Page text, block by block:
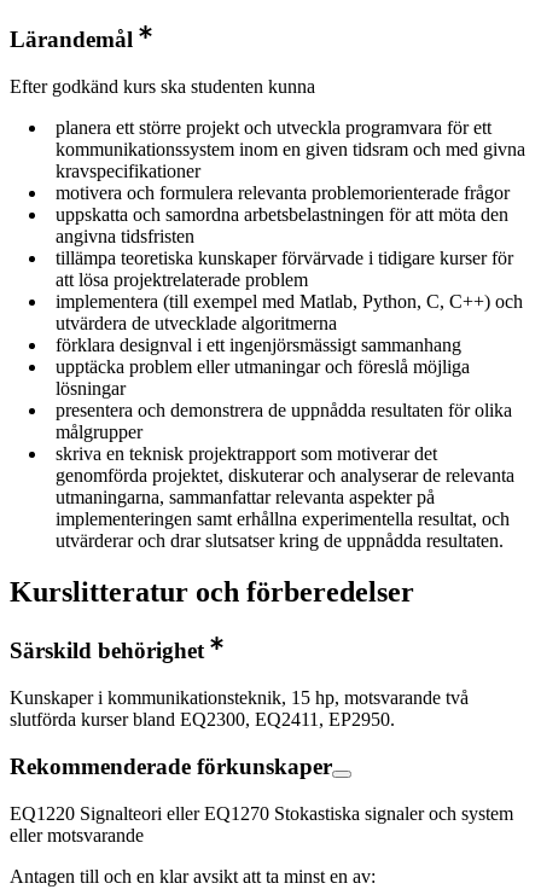
Lärandemål
Efter godkänd kurs ska studenten kunna
planera ett större projekt och utveckla programvara för ett
kommunikationssystem inom en given tidsram och med givna
kravspecifikationer
motivera och formulera relevanta problemorienterade frågor
uppskatta och samordna arbetsbelastningen för att möta den
angivna tidsfristen
tillämpa teoretiska kunskaper förvärvade i tidigare kurser för
att lösa projektrelaterade problem
implementera (till exempel med Matlab, Python, C, C++) och
utvärdera de utvecklade algoritmerna
förklara designval i ett ingenjörsmässigt sammanhang
upptäcka problem eller utmaningar och föreslå möjliga
lösningar
presentera och demonstrera de uppnådda resultaten för olika
målgrupper
skriva en teknisk projektrapport som motiverar det
genomförda projektet, diskuterar och analyserar de relevanta
utmaningarna, sammanfattar relevanta aspekter på
implementeringen samt erhållna experimentella resultat, och
utvärderar och drar slutsatser kring de uppnådda resultaten.
Kurslitteratur och förberedelser
Särskild behörighet
Kunskaper i kommunikationsteknik, 15 hp, motsvarande två
slutförda kurser bland EQ2300, EQ2411, EP2950.
Rekommenderade förkunskaper
EQ1220 Signalteori eller EQ1270 Stokastiska signaler och system
eller motsvarande
Antagen till och en klar avsikt att ta minst en av: